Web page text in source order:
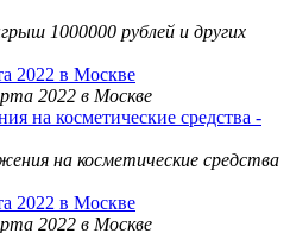
2022 в Москве
на косметические средства -
2022 в Москве